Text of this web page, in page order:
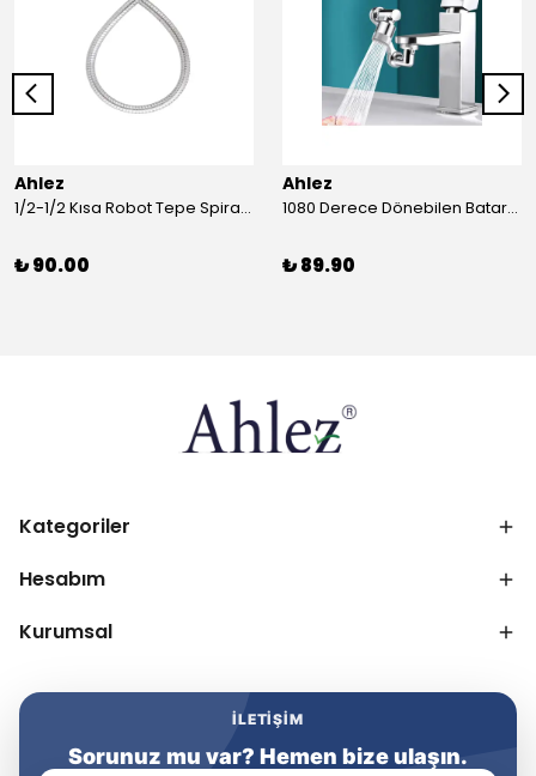
Ahlez
1/2-1/2 Kısa Robot Tepe Spiral Duş Hortumu 60cm
₺ 90.00
Ahlez
1080 Derece Dönebilen Batarya Musluk Başlığı Krom Batarya 2 Fonksiyonlu Musluk Başlığı
₺ 89.90
Kategoriler
Hesabım
Kurumsal
İLETIŞIM
Sorunuz mu var? Hemen bize ulaşın.